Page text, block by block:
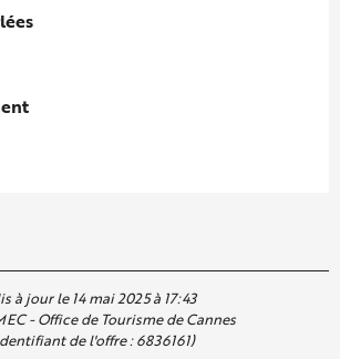
à jour le 14 mai 2025 à 17:43
- Office de Tourisme de Cannes
de l'offre :6836161)